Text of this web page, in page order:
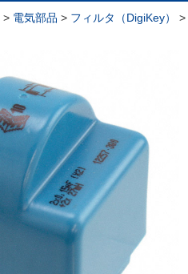
> 電気部品 > フィルタ（DigiKey） >